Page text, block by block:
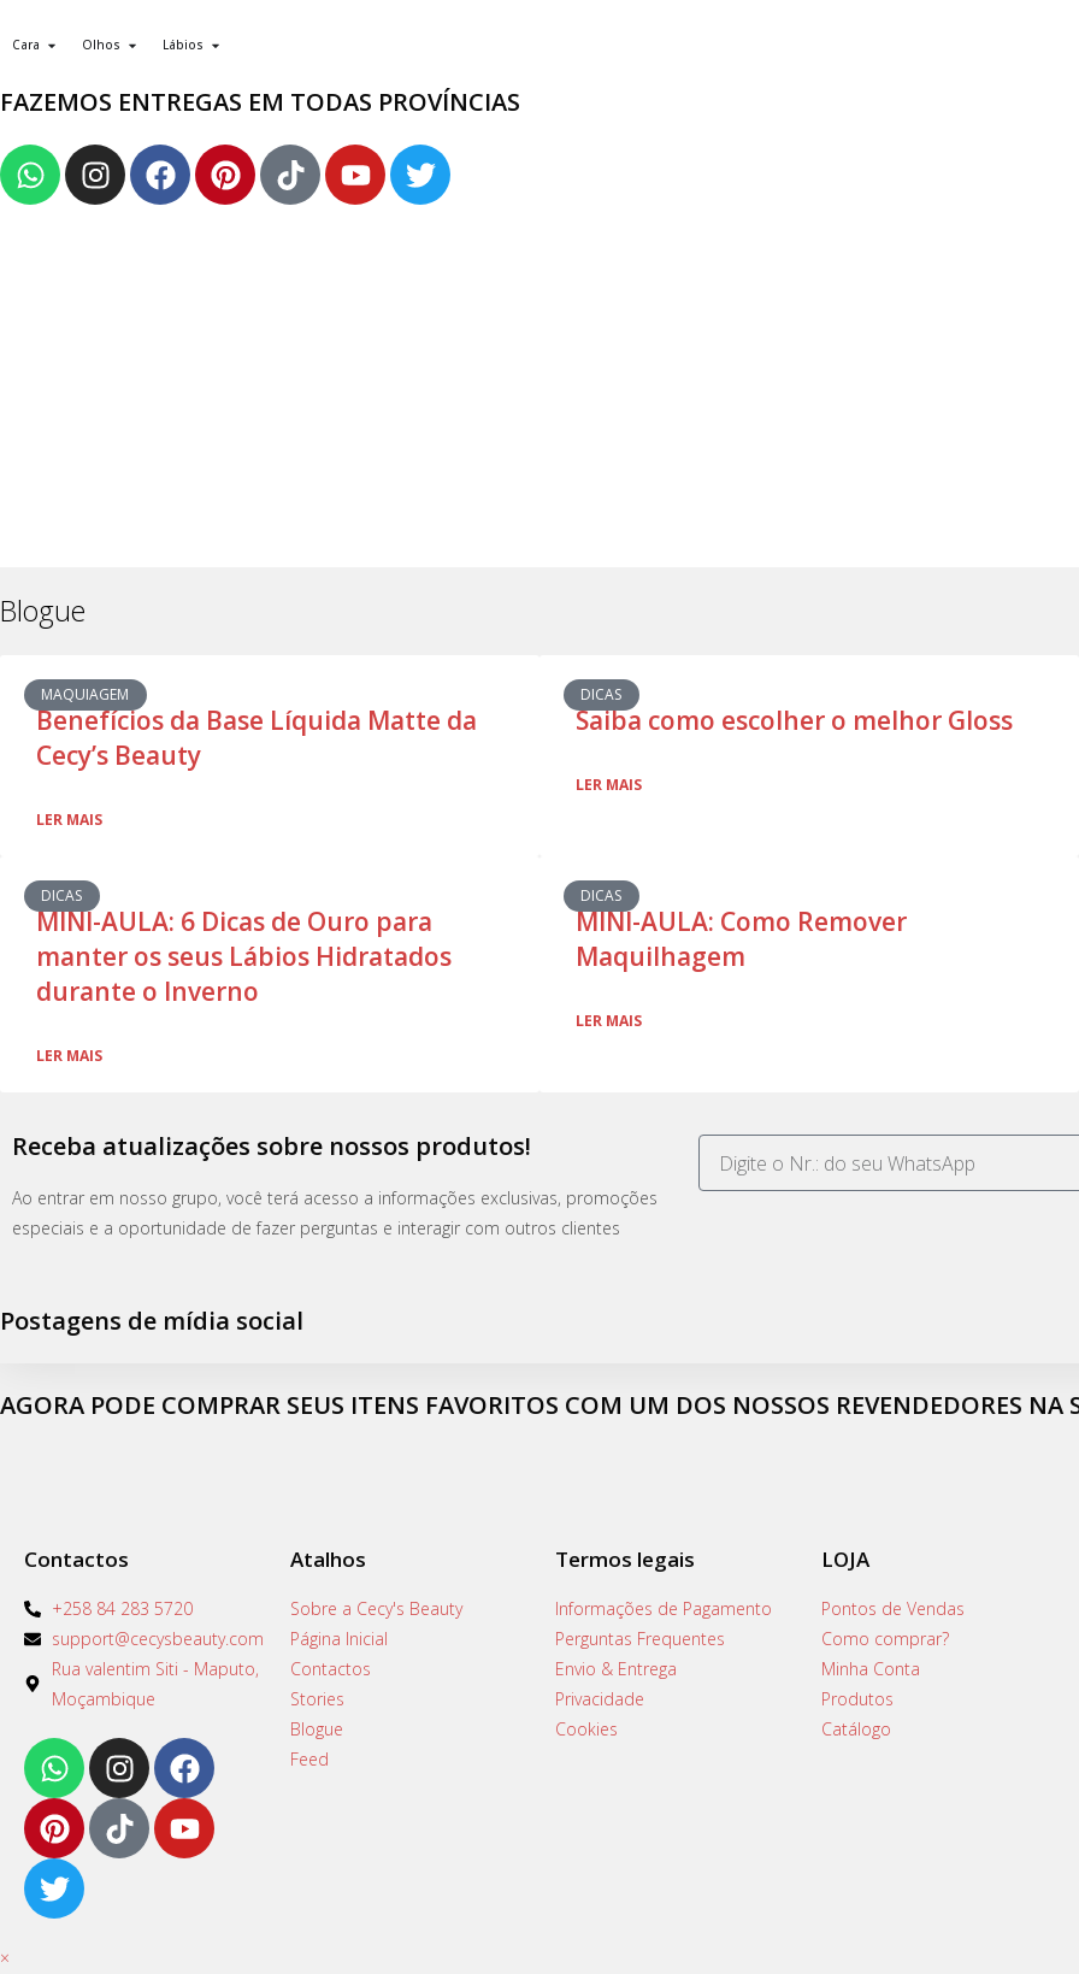
Cara Olhos Lábios
FAZEMOS ENTREGAS EM TODAS PROVÍNCIAS
Blogue
MAQUIAGEM
Benefícios da Base Líquida Matte da
Cecy’s Beauty
LER MAIS
DICAS
Saiba como escolher o melhor Gloss
LER MAIS
DICAS
MINI-AULA: 6 Dicas de Ouro para
manter os seus Lábios Hidratados
durante o Inverno
LER MAIS
DICAS
MINI-AULA: Como Remover
Maquilhagem
LER MAIS
Receba atualizações sobre nossos produtos!
Ao entrar em nosso grupo, você terá acesso a informações exclusivas, promoções
especiais e a oportunidade de fazer perguntas e interagir com outros clientes
Postagens de mídia social
AGORA PODE COMPRAR SEUS ITENS FAVORITOS COM UM DOS NOSSOS REVENDEDORES NA
Contactos
+258 84 283 5720
support@cecysbeauty.com
Rua valentim Siti - Maputo,
Moçambique
Atalhos
Sobre a Cecy's Beauty
Página Inicial
Contactos
Stories
Blogue
Feed
Termos legais
Informações de Pagamento
Perguntas Frequentes
Envio & Entrega
Privacidade
Cookies
LOJA
Pontos de Vendas
Como comprar?
Minha Conta
Produtos
Catálogo
×